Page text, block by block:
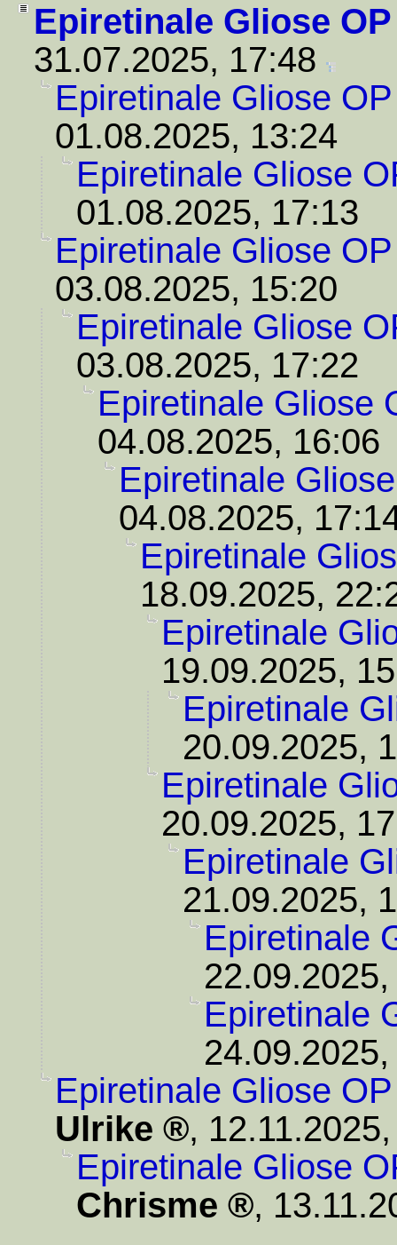
Epiretinale Gliose OP
31.07.2025, 17:48
Epiretinale Gliose OP
01.08.2025, 13:24
Epiretinale Gliose
01.08.2025, 17:13
Epiretinale Gliose OP
03.08.2025, 15:20
Epiretinale Gliose
03.08.2025, 17:22
Epiretinale Gliose
04.08.2025, 16:06
Epiretinale
04.08.2025,
Epiretinale
18.09.2025,
Epiretinale
19.09.2025,
Epiretinale
20.09.2025,
Epiretinale
20.09.2025,
Epiretinale
21.09.2025,
Epiretinale
Epiretinale
Epiretinale Gliose
Ulrike
,
Epiretinale Gliose
Chrisme
,